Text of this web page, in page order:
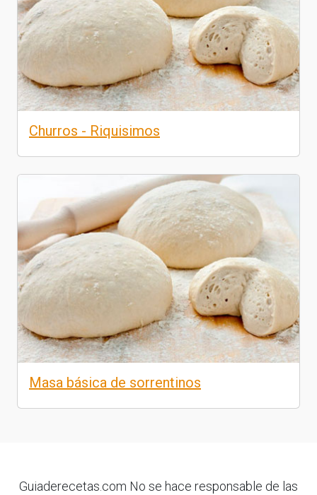
Churros - Riquisimos
Masa básica de sorrentinos
Guiaderecetas.com No se hace responsable de las